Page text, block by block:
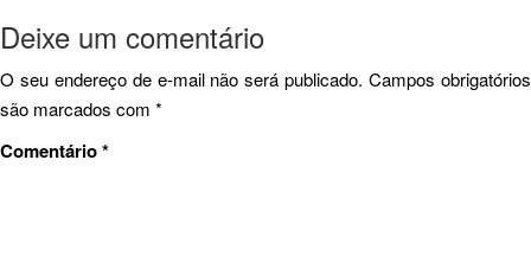
Deixe um comentário
O seu endereço de e-mail não será publicado. Campos obrigatórios
são marcados com *
Comentário*